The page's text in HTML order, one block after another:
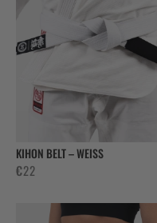
KIHON BELT – WEISS
€22